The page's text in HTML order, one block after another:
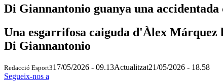
Di Giannantonio guanya una
Una esgarrifosa caiguda d'Àlex
Di Giannantonio
Redacció Esport317/05/2026 - 09.13Actualitzat21/05/2026 - 18.58
Segueix-nos a